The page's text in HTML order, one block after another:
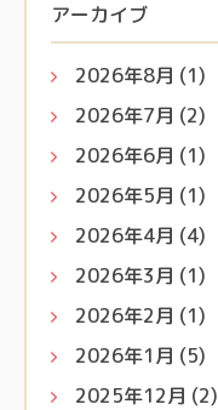
アーカイブ
2026年8月 (1)
2026年7月 (2)
2026年6月 (1)
2026年5月 (1)
2026年4月 (4)
2026年3月 (1)
2026年2月 (1)
2026年1月 (5)
2025年12月 (2)